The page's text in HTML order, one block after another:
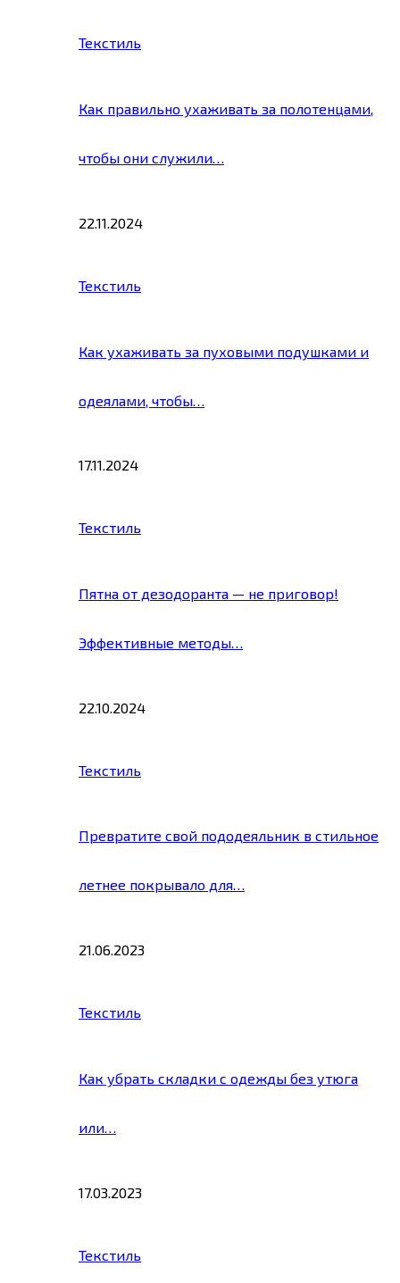
Текстиль
Как правильно ухаживать за полотенцами,
чтобы они служили…
22.11.2024
Текстиль
Как ухаживать за пуховыми подушками и
одеялами, чтобы…
17.11.2024
Текстиль
Пятна от дезодоранта — не приговор!
Эффективные методы…
22.10.2024
Текстиль
Превратите свой пододеяльник в стильное
летнее покрывало для…
21.06.2023
Текстиль
Как убрать складки с одежды без утюга
или…
17.03.2023
Текстиль